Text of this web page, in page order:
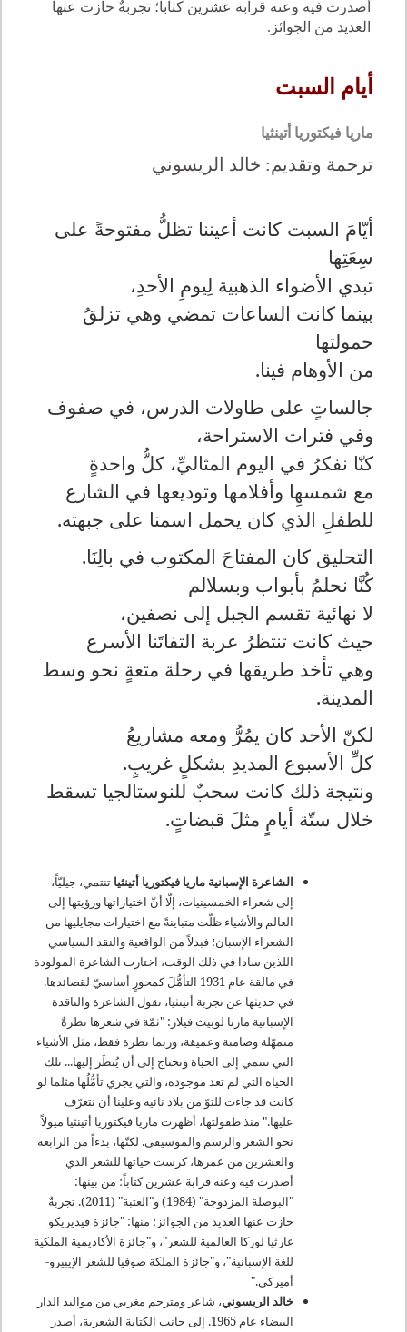
أصدرت فيه وعنه قرابة عشرين كتاباً؛ تجربةٌ حازت عنها
العديد من الجوائز.
أيام السبت
ماريا فيكتوريا أتينثيا
ترجمة وتقديم: خالد الريسوني
أيّامَ السبت كانت أعيننا تظلُّ مفتوحةً على
سِعَتِها
تبدي الأضواء الذهبية لِيومِ الأحدِ،
بينما كانت الساعات تمضي وهي تزلقُ
حمولتها
من الأوهام فينا.
جالساتٍ على طاولات الدرس، في صفوف
وفي فترات الاستراحة،
كنّا نفكرُ في اليوم المثاليِّ، كلُّ واحدةٍ
مع شمسهِا وأفلامها وتوديعها في الشارع
للطفلِ الذي كان يحمل اسمنا على جبهته.
التحليق كان المفتاحَ المكتوب في بالِنَا.
كُنَّا نحلمُ بأبواب وبسلالم
لا نهائية تقسم الجبل إلى نصفين،
حيث كانت تنتظرُ عربة التفاتَنا الأسرع
وهي تأخذ طريقها في رحلة متعةٍ نحو وسط
المدينة.
لكنّ الأحد كان يمُرُّ ومعه مشاريعُ
كلِّ الأسبوع المديدِ بشكلٍ غريبٍ.
ونتيجة ذلك كانت سحبٌ للنوستالجيا تسقط
خلال ستّة أيامٍ مثلَ قبضاتٍ.
الشاعرة الإسبانية ماريا فيكتوريا أتينثيا تنتمي، جيليّاً،
إلى شعراء الخمسينيات، إلّا أنّ اختياراتها ورؤيتها إلى
العالم والأشياء ظلّت متباينةً مع اختيارات مجايليها من
الشعراء الإسبان؛ فبدلاً من الواقعية والنقد السياسي
اللذين سادا في ذلك الوقت، اختارت الشاعرة المولودة
في مالقة عام 1931 التأمُّلَ كمحورٍ أساسيّ لقصائدها
.
في حديثها عن تجربة أتينثيا، تقول الشاعرة والناقدة
الإسبانية مارتا لوبيث فيلار: "ثمّة في شعرها نظرةٌ
متمهّلة وصامتة وعميقة، وربما نظرة فقط، مثل الأشياء
التي تنتمي إلى الحياة وتحتاج إلى أن يُنظَرَ إليها... تلك
الحياة التي لم تعد موجودة، والتي يجري تأمُّلُها مثلما لو
كانت قد جاءت للتوّ من بلاد نائية وعلينا أن نتعرّف
عليها". منذ طفولتها، أظهرت ماريا فيكتوريا أتينثيا ميولاً
نحو الشعر والرسم والموسيقى. لكنّها، بدءاً من الرابعة
والعشرين من عمرها، كرست حياتها للشعر الذي
أصدرت فيه وعنه قرابة عشرين كتاباً؛ من بينها:
"البوصلة المزدوجة" (1984) و"العتبة" (2011). تجربةٌ
حازت عنها العديد من الجوائز؛ منها: "جائزة فيديريكو
غارثيا لوركا العالمية للشعر"، و"جائزة الأكاديمية الملكية
للغة الإسبانية"، و"جائزة الملكة صوفيا للشعر الإيبيرو-
أميركي".
خالد الريسوني، شاعر ومترجم مغربي من مواليد الدار
البيضاء عام 1965. إلى جانب الكتابة الشعرية، أصدر